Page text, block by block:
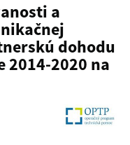
a
dohodu
2014-2020 na